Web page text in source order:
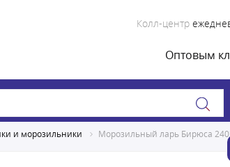
Колл-центр
Оптовым
и морозильники Морозильный ларь Бирюса